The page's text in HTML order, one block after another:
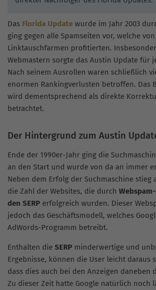
Das Florida Update wurde im Jahr 2003
ging gegen alle Spamseiten vor, welche
Linktauschfarmen profitierten.
Webmastern sorgte das Austin Update für
Nach seinem Ausrollen waren schließlich
enormen Rankingverlusten betroffen. Das
wird dementsprechend als direkte
betrachtet.
Der Hintergrund zum Austin
Ende der 1990er-Jahr ging die
an den Start und wurde von da an immer
Neben dem Erfolg der Suchmaschine stieg
die Zahl der Websites, die durch
den SERP erfolgreich wurden. Dieser
jedoch das Geschäftsmodell, welches
AdWords-Programm betreibt.
Enthalten die SERP minderwertige und
Ergebnisse, können die User leicht daraus
dass dies auch bei den Anzeigen daneben
Zu dieser Zeit hatte Google natürlich noch